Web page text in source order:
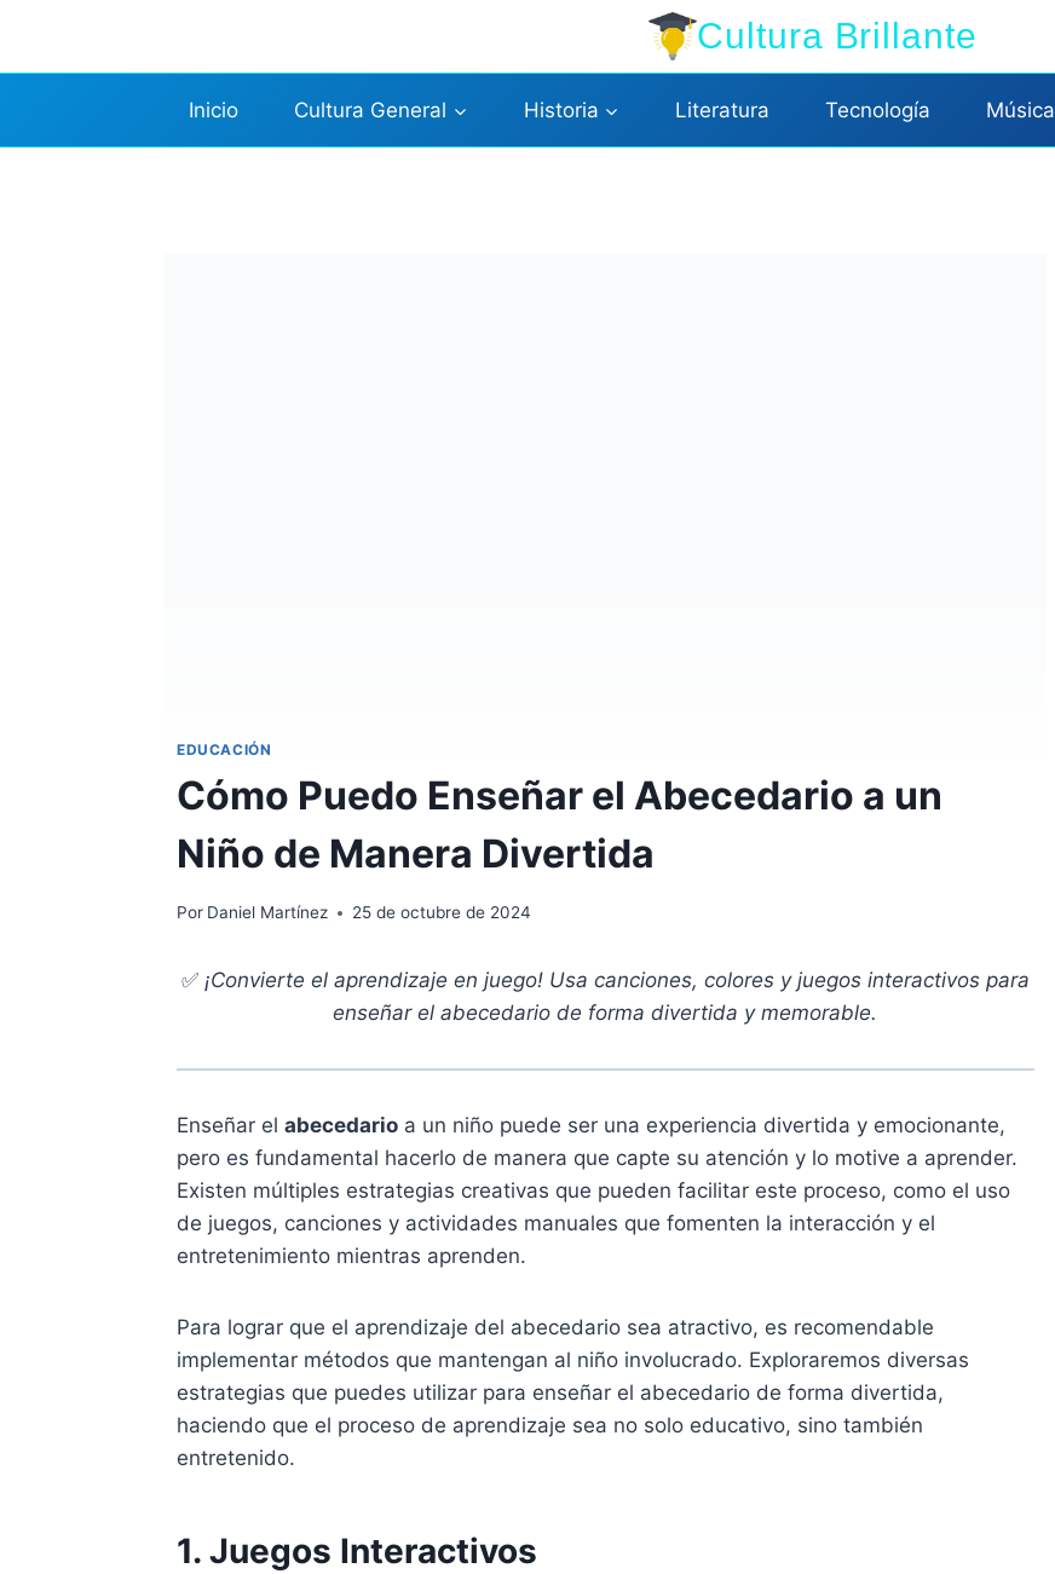
contenido
Cultura Brillante
Inicio Cultura General Historia Literatura Tecnología Música
EDUCACIÓN
Cómo Puedo Enseñar el Abecedario a un
Niño de Manera Divertida
Por Daniel Martínez 25 de octubre de 2024
✅ ¡Convierte el aprendizaje en juego! Usa canciones, colores y juegos interactivos para
enseñar el abecedario de forma divertida y memorable.
Enseñar el abecedario a un niño puede ser una experiencia divertida y emocionante,
pero es fundamental hacerlo de manera que capte su atención y lo motive a aprender.
Existen múltiples estrategias creativas que pueden facilitar este proceso, como el uso
de juegos, canciones y actividades manuales que fomenten la interacción y el
entretenimiento mientras aprenden.
Para lograr que el aprendizaje del abecedario sea atractivo, es recomendable
implementar métodos que mantengan al niño involucrado. Exploraremos diversas
estrategias que puedes utilizar para enseñar el abecedario de forma divertida,
haciendo que el proceso de aprendizaje sea no solo educativo, sino también
entretenido.
1. Juegos Interactivos